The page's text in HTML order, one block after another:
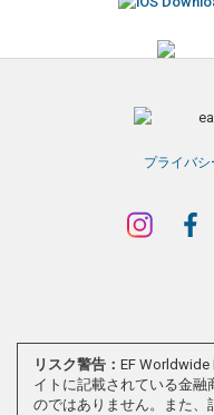
プライバ
リスク警告： EF
イトに記載されている金融
のではありません。また、